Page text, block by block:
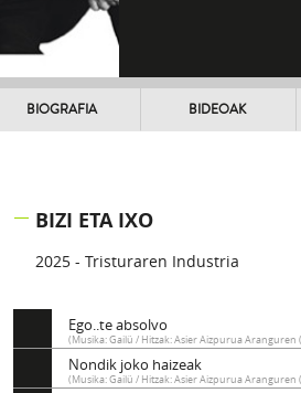
BIOGRAFIA BIDEOAK
BIZI ETA IXO
2025 - Tristuraren Industria
Ego..te absolvo
(Musika: Gailü / Hitzak: Asier Aizpurua Aranguren
Nondik joko haizeak
(Musika: Gailü / Hitzak: Asier Aizpurua Aranguren